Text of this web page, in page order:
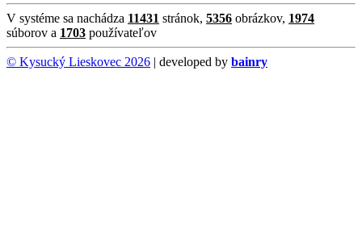
V systéme sa nachádza 11431 stránok, 5356 obrázkov, 1974
súborov a 1703 používateľov
© Kysucký Lieskovec 2026 | developed by bainry